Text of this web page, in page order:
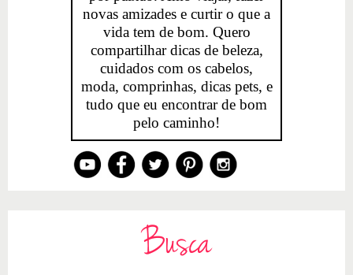
novas amizades e curtir o que a
vida tem de bom. Quero
compartilhar dicas de beleza,
cuidados com os cabelos,
moda, comprinhas, dicas pets, e
tudo que eu encontrar de bom
pelo caminho!
Busca